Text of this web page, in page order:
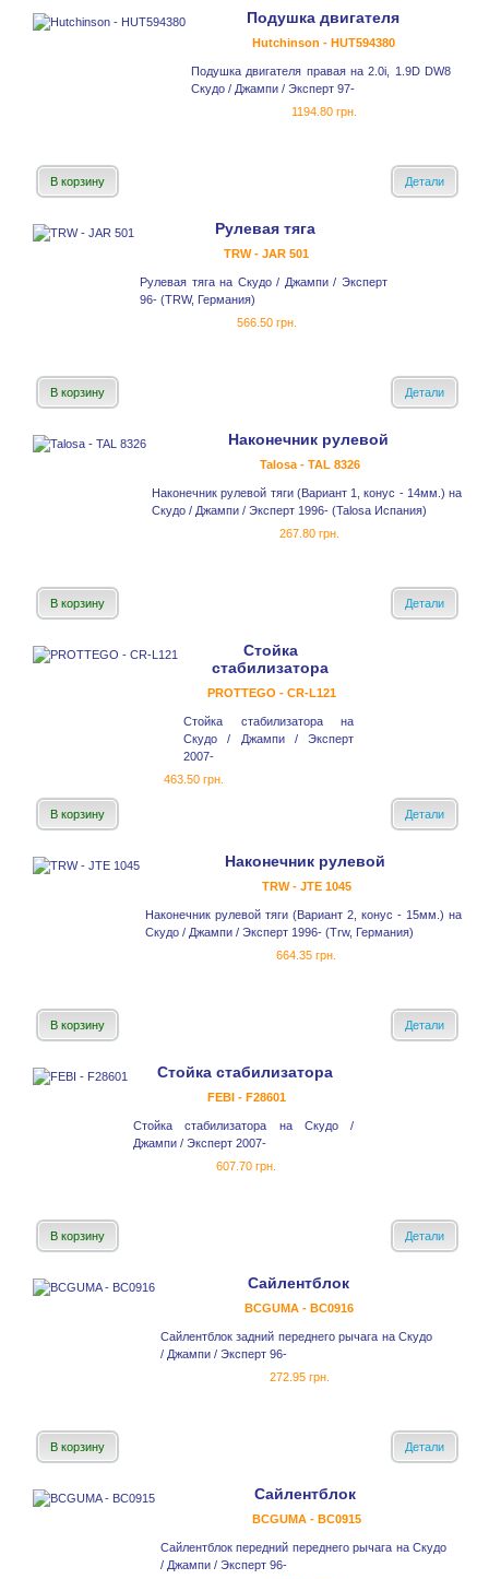
Подушка двигателя
Hutchinson - HUT594380
Подушка двигателя правая на 2.0i, 1.9D DW8
Скудо / Джампи / Эксперт 97-
1194.80 грн.
В корзину Детали
Рулевая тяга
TRW - JAR 501
Рулевая тяга на Скудо / Джампи / Эксперт
96- (TRW, Германия)
566.50 грн.
В корзину Детали
Наконечник рулевой
Talosa - TAL 8326
Наконечник рулевой тяги (Вариант 1, конус - 14мм.) на
Скудо / Джампи / Эксперт 1996- (Talosa Испания)
267.80 грн.
В корзину Детали
Стойка
стабилизатора
PROTTEGO - CR-L121
Стойка стабилизатора на
Скудо / Джампи / Эксперт
2007-
463.50 грн.
В корзину Детали
Наконечник рулевой
TRW - JTE 1045
Наконечник рулевой тяги (Вариант 2, конус - 15мм.) на
Скудо / Джампи / Эксперт 1996- (Trw, Германия)
664.35 грн.
В корзину Детали
Стойка стабилизатора
FEBI - F28601
Стойка стабилизатора на Скудо /
Джампи / Эксперт 2007-
607.70 грн.
В корзину Детали
Сайлентблок
BCGUMA - BC0916
Сайлентблок задний переднего рычага на Скудо
/ Джампи / Эксперт 96-
272.95 грн.
В корзину Детали
Сайлентблок
BCGUMA - BC0915
Сайлентблок передний переднего рычага на Скудо
/ Джампи / Эксперт 96-